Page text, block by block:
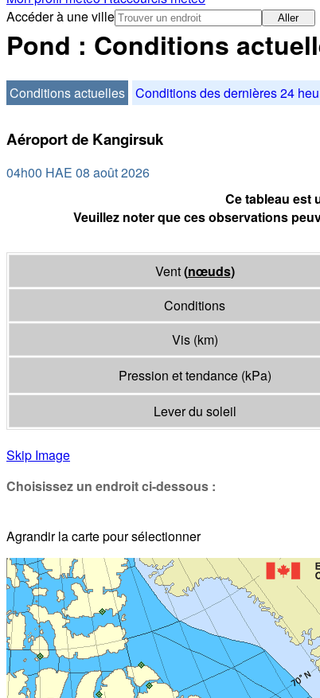
Accéder à une ville
Aller
Pond : Conditions
Conditions actuelles Conditions des dernières 24
Aéroport de Kangirsuk
04h00 HAE 08 août 2026
Ce tableau est
Veuillez noter que ces observations
Vent(nœuds)
Conditions
Vis (km)
Pression et tendance (kPa)
Lever du soleil
Skip Image
Choisissez un endroit ci-dessous :
Agrandir la carte pour sélectionner